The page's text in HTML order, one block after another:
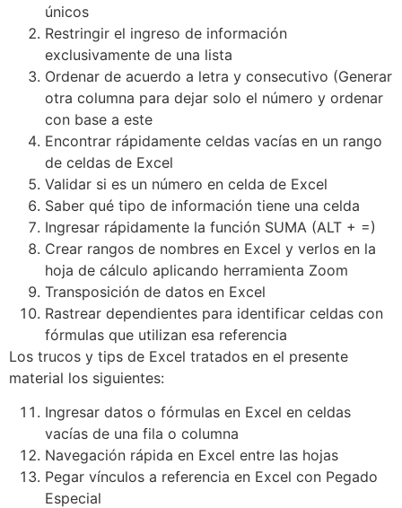
únicos
Restringir el ingreso de información
exclusivamente de una lista
Ordenar de acuerdo a letra y consecutivo (Generar
otra columna para dejar solo el número y ordenar
con base a este
Encontrar rápidamente celdas vacías en un rango
de celdas de Excel
Validar si es un número en celda de Excel
Saber qué tipo de información tiene una celda
Ingresar rápidamente la función SUMA (ALT + =)
Crear rangos de nombres en Excel y verlos en la
hoja de cálculo aplicando herramienta Zoom
Transposición de datos en Excel
Rastrear dependientes para identificar celdas con
fórmulas que utilizan esa referencia
Los trucos y tips de Excel tratados en el presente
material los siguientes:
Ingresar datos o fórmulas en Excel en celdas
vacías de una fila o columna
Navegación rápida en Excel entre las hojas
Pegar vínculos a referencia en Excel con Pegado
Especial